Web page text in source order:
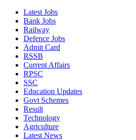
Latest Jobs
Bank Jobs
Railway
Defence Jobs
Admit Card
RSSB
Current Affairs
RPSC
SSC
Education Updates
Govt Schemes
Result
Technology
Agriculture
Latest News